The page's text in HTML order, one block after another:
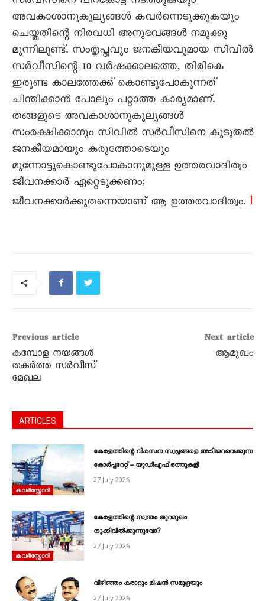
അവകാശാനുകൂല്യങ്ങള്‍ കവര്‍ന്നെടുക്കുകയും
ചെയ്തതിന്റെ നിരവധി അനുഭവങ്ങള്‍ നമുക്കു
മുന്നിലുണ്ട്. സംതൃപ്തവും ജനകീയവുമായ സിവില്‍
സര്‍വീസിന്റെ 10 വര്‍ഷക്കാലത്തെ, തിരികെ
ഇരുണ്ട കാലത്തേക്ക് കൊണ്ടുപോകുന്നത്
ചിന്തിക്കാന്‍ പോലും പറ്റാത്ത കാര്യമാണ്.
തങ്ങളുടെ അവകാശാനുകൂല്യങ്ങള്‍
സംരക്ഷിക്കാനും സിവില്‍ സര്‍വീസിനെ കൂടുതല്‍
ജനകീയമായും കരുത്തോടെയും
മുന്നോട്ടുകൊണ്ടുപോകാനുമുള്ള ഉത്തരവാദിത്വം
ജീവനക്കാർ ഏറ്റെടുക്കണം;
ജീവനക്കാർക്കുതന്നെയാണ് ആ ഉത്തരവാദിത്വം. l
Previous article
കമ്പോള നയങ്ങള്‍
തകര്‍ത്ത സര്‍വീസ്
മേഖല
Next article
ആമുഖം
ARTICLES
കവര്‍സ്റ്റോറി
കേരളത്തിന്റെ വികസന സ്വപ്നങ്ങളെ അടിയറവെക്കുന്ന
കോർപ്പറേറ്റ് – യുഡിഎഫ് ഒത്തുകളി
27 July 2026
കവര്‍സ്റ്റോറി
കേരളത്തിന്റെ സ്വന്തം തുറമുഖം
തൂക്കിവിൽക്കുന്നുവോ?
27 July 2026
വിഴിഞ്ഞം കരാറും മിഷൻ സമുദ്രയും
27 July 2026